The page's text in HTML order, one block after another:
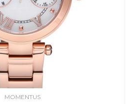
MOMENTUS